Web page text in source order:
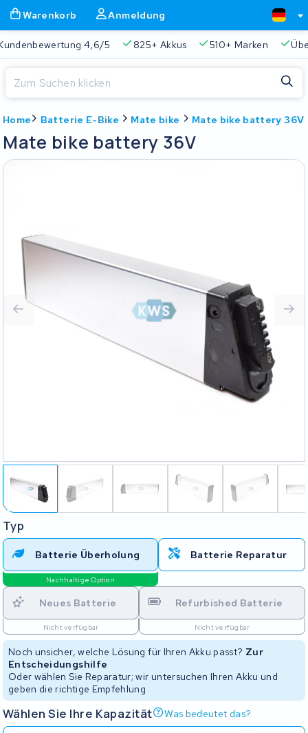
Warenkorb Anmeldung
4,6/5 825+ Akkus 510+ Marken
Home Batterie E-Bike Mate bike Mate bike battery 36V
Mate bike battery 36V
Typ
Batterie Überholung
Nachhaltige Option
Batterie Reparatur
Neues Batterie
Nicht verfügbar
Refurbished Batterie
Nicht verfügbar
Noch unsicher, welche Lösung für Ihren Akku passt? Zur
Entscheidungshilfe
Oder wählen Sie Reparatur; wir untersuchen Ihren Akku und
geben die richtige Empfehlung
Wählen Sie Ihre Kapazität Was bedeutet das?
Schließen
Schließen
Beginnen Sie mit der Eingabe in der Suchleiste, um zu suchen